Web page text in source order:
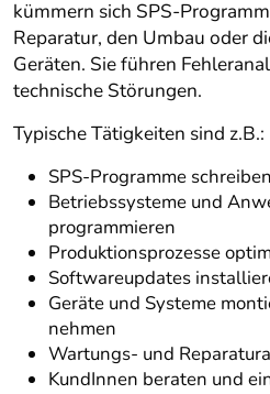
kümmern sich SPS-
Reparatur, den Umbau oder
Geräten. Sie führen
technische Störungen.
Typische Tätigkeiten sind z.B.:
SPS-Programme
Betriebssysteme und
programmieren
Produktionsprozesse
Softwareupdates
Geräte und Systeme
nehmen
Wartungs- und
KundInnen beraten und